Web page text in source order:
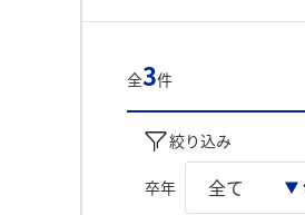
全3件
絞り込み
卒年